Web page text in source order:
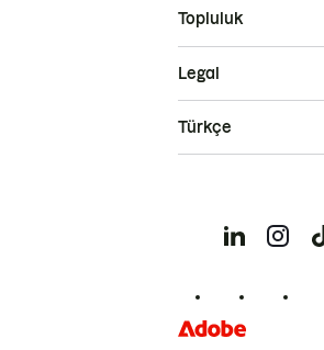
Topluluk
Legal
Türkçe